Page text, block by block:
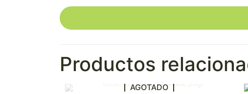
Productos
AGOTADO